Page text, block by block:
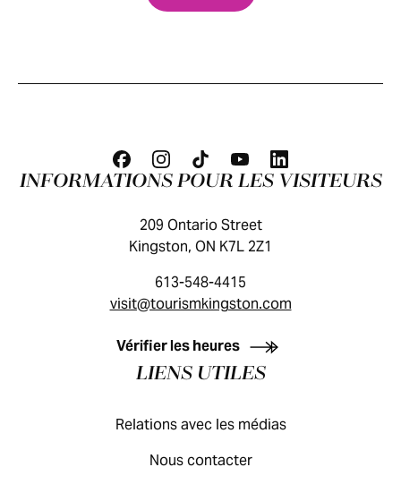
GUIDE DES VISITEURS
INFORMATIONS POUR LES VISITEURS
209 Ontario Street
Kingston, ON K7L 2Z1
613-548-4415
visit@tourismkingston.com
Vérifier les heures
LIENS UTILES
Relations avec les médias
Nous contacter